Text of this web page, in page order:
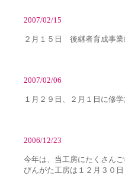
2007/02/15
２月１５日 後継者育成事業
2007/02/06
１月２９日、２月１日に修
2006/12/23
今年は、当工房にたくさん
びんがた工房は１２月３０